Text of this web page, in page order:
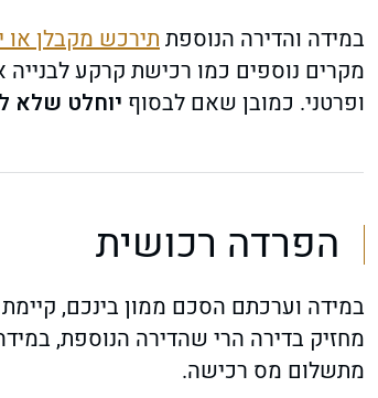
במידה והדירה הנוספתתירכש מקבלן או
מקרים נוספים כמו רכישת קרקע
ופרטני. כמובן שאם לבסוף יוחלט שלא
הפרדה רכושית
במידה וערכתם הסכם ממון בינכם,
מחזיק בדירה הרי שהדירה הנוספת,
מתשלום מס רכישה.